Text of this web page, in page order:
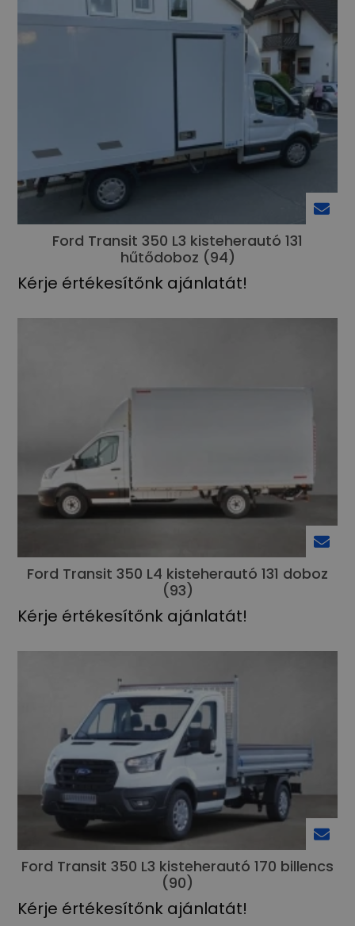
Ford Transit 350 L3 kisteherautó 131
hűtődoboz (94)
Kérje értékesítőnk ajánlatát!
Ford Transit 350 L4 kisteherautó 131 doboz
(93)
Kérje értékesítőnk ajánlatát!
Ford Transit 350 L3 kisteherautó 170 billencs
(90)
Kérje értékesítőnk ajánlatát!